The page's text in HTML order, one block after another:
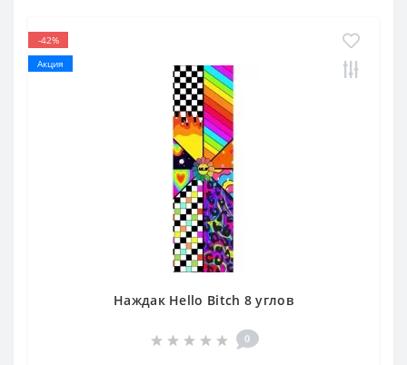
-42%
Акция
Наждак Hello Bitch 8 углов
0